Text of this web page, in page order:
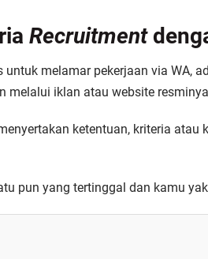
Recruitment
untuk melamar pekerjaan via WA,
melalui iklan atau website
ketentuan, kriteria
pun yang tertinggal dan kamu